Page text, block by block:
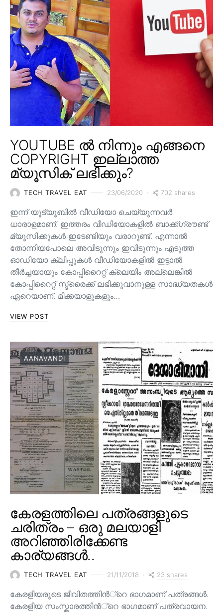
YOUTUBE ൽ നിന്നും എങ്ങനെ
COPYRIGHT ഇല്ലാത്ത
മ്യൂസിക് ലഭിക്കും?
TECH TRAVEL EAT 23/06/2020 702 shares
ഇന്ന് യൂട്യൂബിൽ വീഡിയോ ചെയ്യുന്നവർ
ധാരാളമാണ്. ഇത്തരം വീഡിയോകളിൽ ബാക്ക്ഗ്രൗണ്ട്
മ്യൂസിക്കുകൾ ഇടേണ്ടിയും വരാറുണ്ട്. എന്നാൽ
തോന്നിയപോലെ അവിടുന്നും ഇവിടുന്നും എടുത്ത
ഓഡിയോ ക്ലിപ്പുകൾ വീഡിയോകളിൽ ഇട്ടാൽ
തീർച്ചയായും കോപ്പിറൈറ്റ് ക്ലെയിം അല്ലെങ്കിൽ
കോപ്പിറൈറ്റ് സ്ട്രൈക്ക് ലഭിക്കുവാനുള്ള സാദ്ധ്യതകൾ
ഏറെയാണ്. മിക്കയാളുകളും…
VIEW POST
AANAVANDI
കേരളത്തിലെ പത്രങ്ങളുടെ
ചരിത്രം – ഒരു മലയാളി
അറിഞ്ഞിരിക്കേണ്ട
കാര്യങ്ങൾ..
TECH TRAVEL EAT 21/11/2018 23 shares
കേരളീയരുടെ ജീവിതത്തിന്‍്റെ ഭാഗമാണ് പത്രങ്ങള്‍.
കേരളീയ സംസ്കാരത്തിന്‍്റെ ഭാഗമാണ് പത്രവായന.